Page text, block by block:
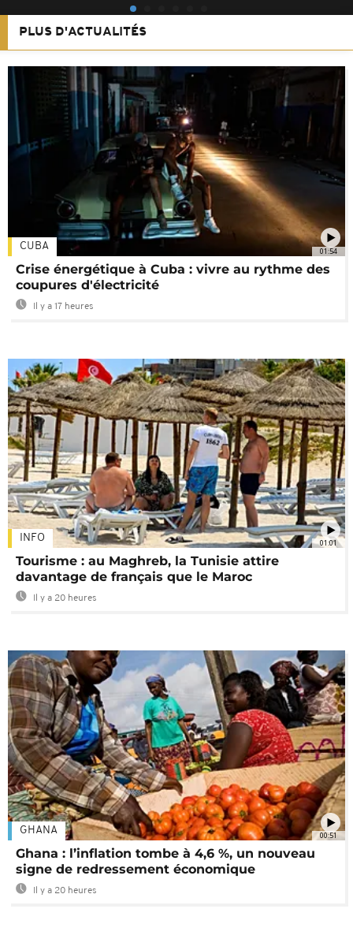
PLUS D'ACTUALITÉS
01:54
CUBA
Crise énergétique à Cuba : vivre au rythme des
coupures d'électricité
Il y a 17 heures
01:01
INFO
Tourisme : au Maghreb, la Tunisie attire
davantage de français que le Maroc
Il y a 20 heures
00:51
GHANA
Ghana : l’inflation tombe à 4,6 %, un nouveau
signe de redressement économique
Il y a 20 heures